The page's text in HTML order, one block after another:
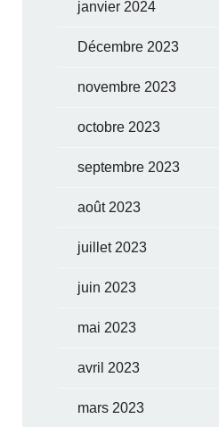
janvier 2024
Décembre 2023
novembre 2023
octobre 2023
septembre 2023
août 2023
juillet 2023
juin 2023
mai 2023
avril 2023
mars 2023